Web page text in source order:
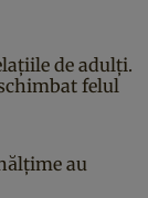
de adulți.
felul
au